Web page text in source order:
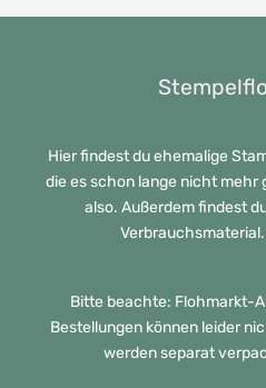
Hier findest du ehemalige
die es schon lange nicht mehr
also. Außerdem findest
Bitte beachte: Flohmarkt-
Bestellungen können leider
werden separat